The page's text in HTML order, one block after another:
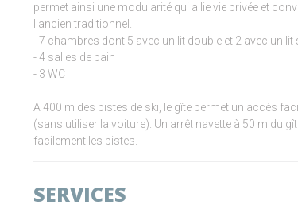
permet ainsi une modularité qui allie vie privée et
l'ancien traditionnel.
- 7 chambres dont 5 avec un lit double et 2 avec un lit
- 4 salles de bain
- 3 WC
A 400 m des pistes de ski, le gîte permet un accès
(sans utiliser la voiture). Un arrêt navette à 50 m du
facilement les pistes.
SERVICES